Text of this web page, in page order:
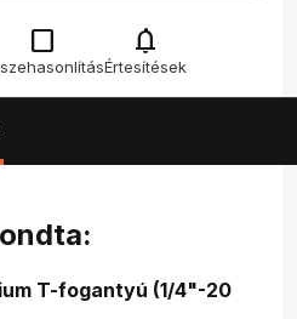
check_box_outline_blank notifications
Értesítések
T-fogantyú (1/4"-20